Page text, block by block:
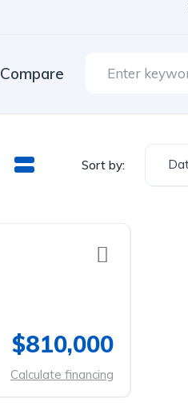
Compare
Sort by:
$810,000
Calculate financing